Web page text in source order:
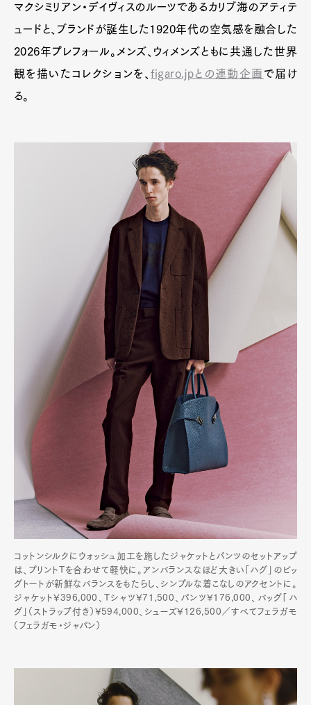
マクシミリアン・デイヴィスのルーツであるカリブ海のアティテ
ュードと、ブランドが誕生した1920年代の空気感を融合した
2026年プレフォール。メンズ、ウィメンズともに共通した世界
観を描いたコレクションを、figaro.jpとの連動企画 で届け
る。
コットンシルクにウォッシュ加工を施したジャケットとパンツのセットアップ
は、プリントTを合わせて軽快に。アンバランスなほど大きい「ハグ」のビッ
グトートが新鮮なバランスをもたらし、シンプルな着こなしのアクセントに。
ジャケット¥396,000、Tシャツ¥71,500、パンツ¥176,000、バッグ「ハ
グ」（ストラップ付き）¥594,000、シューズ¥126,500／すべてフェラガモ
（フェラガモ・ジャパン）